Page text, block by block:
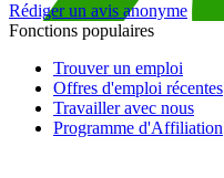
Rédiger un avis anonyme
Fonctions populaires
Trouver un emploi
Offres d'emploi récentes
Travailler avec nous
Programme d'Affiliation